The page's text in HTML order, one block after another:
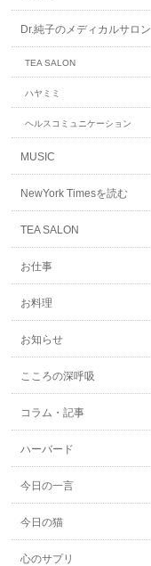
Dr.純子のメディカルサロン
TEA SALON
ハヤミミ
ヘルスコミュニケーション
MUSIC
NewYork Timesを読む
TEA SALON
お仕事
お料理
お知らせ
こころの深呼吸
コラム・記事
ハーバード
今日の一言
今日の猫
心のサプリ